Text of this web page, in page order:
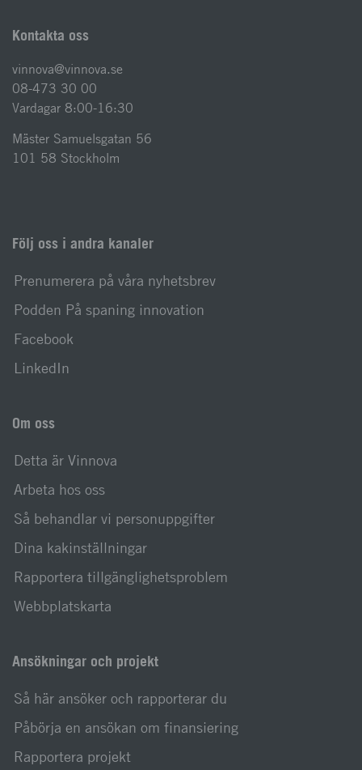
Kontakta oss
vinnova@vinnova.se
08-473 30 00
Vardagar 8:00-16:30
Mäster Samuelsgatan 56
101 58 Stockholm
Följ oss i andra kanaler
Prenumerera på våra nyhetsbrev
Podden På spaning innovation
Facebook
LinkedIn
Om oss
Detta är Vinnova
Arbeta hos oss
Så behandlar vi personuppgifter
Dina kakinställningar
Rapportera tillgänglighetsproblem
Webbplatskarta
Ansökningar och projekt
Så här ansöker och rapporterar du
Påbörja en ansökan om finansiering
Rapportera projekt